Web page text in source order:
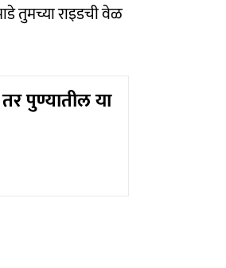
तुमच्या राइडची वेळ
पुण्यातील या